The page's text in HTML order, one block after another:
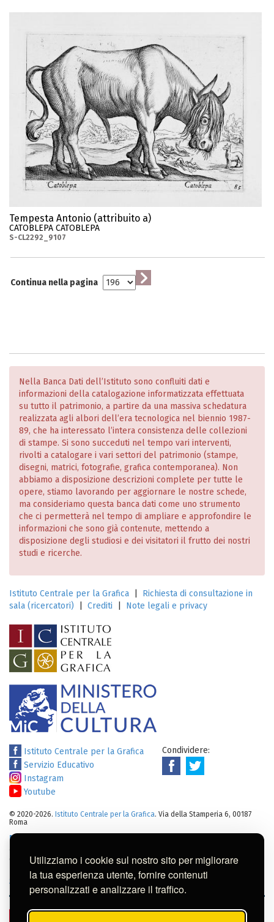
Utilizziamo i cookie sul nostro sito per migliorare
la tua esperienza utente, fornire contenuti
personalizzati e analizzare il traffico.
Tempesta Antonio (attribuito a)
CATOBLEPA CATOBLEPA
S-CL2292_9107
Continua nella pagina
Nella Banca Dati dell’Istituto sono confluiti dati e
informazioni della catalogazione informatizzata effettuata
su tutto il patrimonio, a partire da una massiva schedatura
realizzata agli albori dell’era tecnologica nel biennio 1987-
89, che ha interessato l’intera consistenza delle collezioni
di stampe. Si sono succeduti nel tempo vari interventi,
rivolti a catalogare i vari settori del patrimonio (stampe,
disegni, matrici, fotografie, grafica contemporanea). Non
abbiamo a disposizione descrizioni complete per tutte le
opere, stiamo lavorando per aggiornare le nostre schede,
ma consideriamo questa banca dati come uno strumento
che ci permetterà nel tempo di ampliare e approfondire le
informazioni che sono già contenute, mettendo a
disposizione degli studiosi e dei visitatori il frutto dei nostri
studi e ricerche.
Istituto Centrale per la Grafica
Richiesta di consultazione in
sala (ricercatori)
Crediti Note legali e privacy
Istituto Centrale per la Grafica
Servizio Educativo
Instagram
Youtube
Condividere:
© 2020-2026. Istituto Centrale per la Grafica. Via della Stamperia 6, 00187
Roma
Note legali
altro materiale pubblicato su questo sito sono soggetti alle leggi sul
diritto di autore.
Per usi commerciali dei contenuti contattare l'Istituto:
gr@cultura.gov.it